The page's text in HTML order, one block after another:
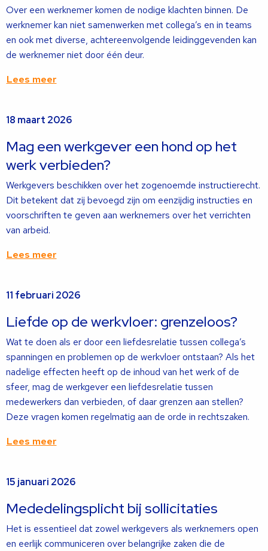
Over een werknemer komen de nodige klachten binnen. De
werknemer kan niet samenwerken met collega’s en in teams
en ook met diverse, achtereenvolgende leidinggevenden kan
de werknemer niet door één deur.
Lees meer
meer
18 maart 2026
Mag een werkgever een hond op het
werk verbieden?
Werkgevers beschikken over het zogenoemde instructierecht.
Dit betekent dat zij bevoegd zijn om eenzijdig instructies en
voorschriften te geven aan werknemers over het verrichten
van arbeid.
Lees meer
meer
11 februari 2026
Liefde op de werkvloer: grenzeloos?
Wat te doen als er door een liefdesrelatie tussen collega’s
spanningen en problemen op de werkvloer ontstaan? Als het
nadelige effecten heeft op de inhoud van het werk of de
sfeer, mag de werkgever een liefdesrelatie tussen
medewerkers dan verbieden, of daar grenzen aan stellen?
Deze vragen komen regelmatig aan de orde in rechtszaken.
Lees meer
meer
15 januari 2026
Mededelingsplicht bij sollicitaties
Het is essentieel dat zowel werkgevers als werknemers open
en eerlijk communiceren over belangrijke zaken die de